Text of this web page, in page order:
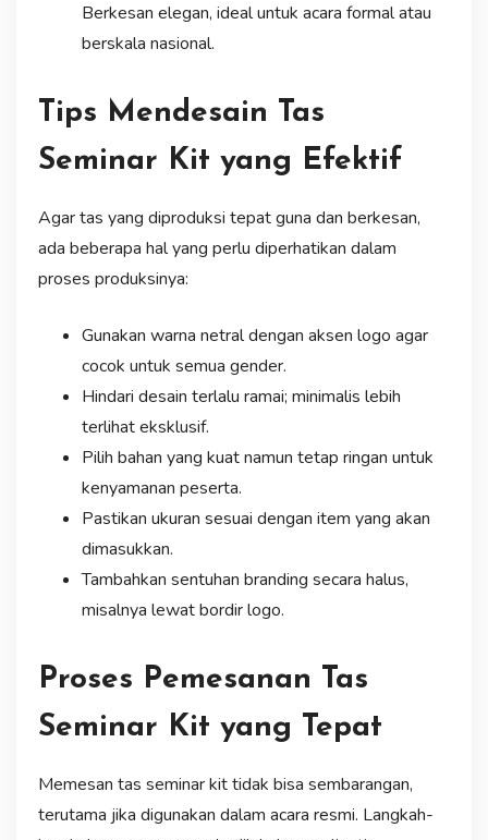
Berkesan elegan, ideal untuk acara formal atau
berskala nasional.
Tips Mendesain Tas
Seminar Kit yang Efektif
Agar tas yang diproduksi tepat guna dan berkesan,
ada beberapa hal yang perlu diperhatikan dalam
proses produksinya:
Gunakan warna netral dengan aksen logo agar
cocok untuk semua gender.
Hindari desain terlalu ramai; minimalis lebih
terlihat eksklusif.
Pilih bahan yang kuat namun tetap ringan untuk
kenyamanan peserta.
Pastikan ukuran sesuai dengan item yang akan
dimasukkan.
Tambahkan sentuhan branding secara halus,
misalnya lewat bordir logo.
Proses Pemesanan Tas
Seminar Kit yang Tepat
Memesan tas seminar kit tidak bisa sembarangan,
terutama jika digunakan dalam acara resmi. Langkah-